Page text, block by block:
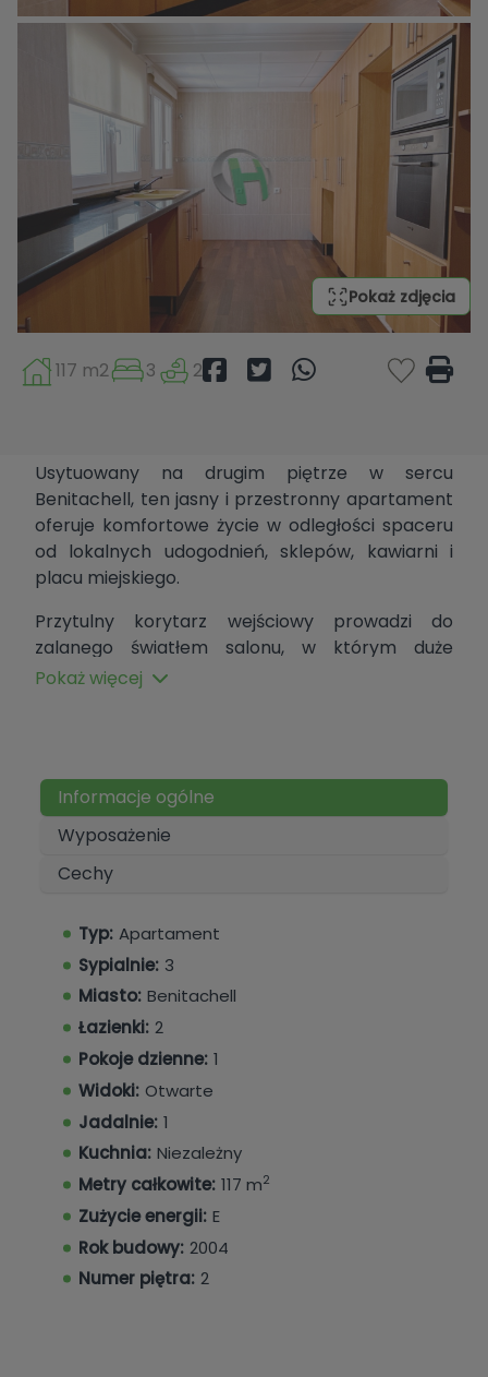
Pokaż zdjęcia
117 m2 3 2
Usytuowany na drugim piętrze w sercu
Benitachell, ten jasny i przestronny apartament
oferuje komfortowe życie w odległości spaceru
od lokalnych udogodnień, sklepów, kawiarni i
placu miejskiego.
Przytulny korytarz wejściowy prowadzi do
zalanego światłem salonu, w którym duże
podwójne drzwi balkonowe otwierają widok na
obszerna oddzielną kuchnię, oferującą dużo
miejsca do gotowania i spożywania posiłków.
Korytarz zapewnia dostęp do dwóch sypialni
dwuosobowych, z których jedna ma własny
oraz przestronnej sypialni głównej, z prywatnym
balkonem i łazienką przylegającą.
Dodatkowe korzyści obejmują prywatne miejsce
parkingowe w garażu oraz oddzielny schowek,
oferując cenną dodatkową wygodę.
Ten dobrze prezentujący się apartament jest
doskonałym wyborem jako stałe miejsce
zamieszkania, dom wakacyjny lub inwestycja w
pożądanej centralnej lokalizacji.
Pokaż więcej
Informacje ogólne
Wyposażenie
Cechy
Typ: Apartament
Sypialnie: 3
Miasto: Benitachell
Łazienki: 2
Pokoje dzienne: 1
Widoki: Otwarte
Jadalnie: 1
Kuchnia: Niezależny
Metry całkowite: 117 m2
Zużycie energii: E
Rok budowy: 2004
Numer piętra: 2